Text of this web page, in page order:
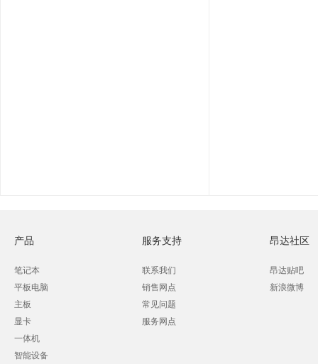
产品
笔记本
平板电脑
主板
显卡
一体机
智能设备
服务支持
联系我们
销售网点
常见问题
服务网点
昂达社区
昂达贴吧
新浪微博